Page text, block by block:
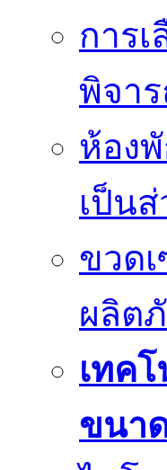
การ
พิจา
ห้อง
เป็น
ขวด
ผลิต
เทค
ขนา